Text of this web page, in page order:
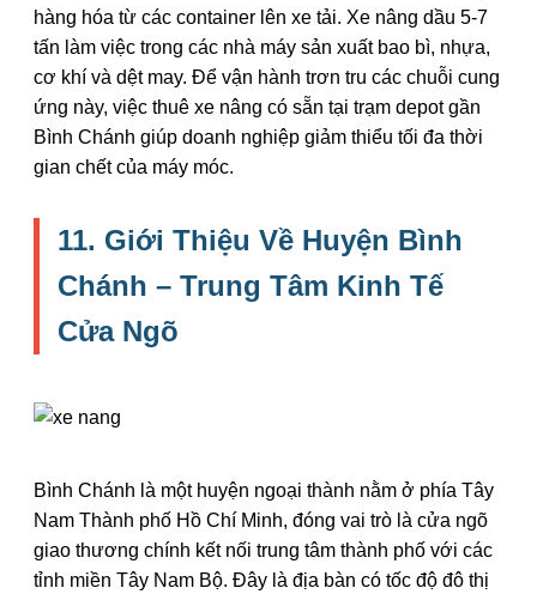
hàng hóa từ các container lên xe tải. Xe nâng dầu 5-7
tấn làm việc trong các nhà máy sản xuất bao bì, nhựa,
cơ khí và dệt may. Để vận hành trơn tru các chuỗi cung
ứng này, việc thuê xe nâng có sẵn tại trạm depot gần
Bình Chánh giúp doanh nghiệp giảm thiểu tối đa thời
gian chết của máy móc.
11. Giới Thiệu Về Huyện Bình
Chánh – Trung Tâm Kinh Tế
Cửa Ngõ
Bình Chánh là một huyện ngoại thành nằm ở phía Tây
Nam Thành phố Hồ Chí Minh, đóng vai trò là cửa ngõ
giao thương chính kết nối trung tâm thành phố với các
tỉnh miền Tây Nam Bộ. Đây là địa bàn có tốc độ đô thị